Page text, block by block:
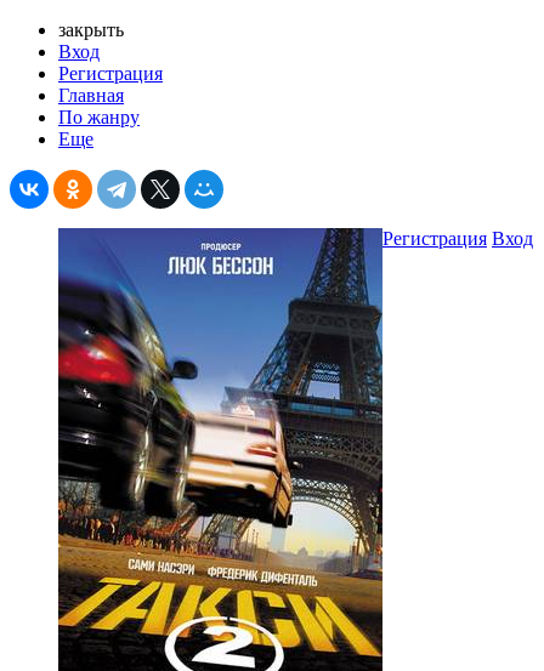
закрыть
Вход
Регистрация
Главная
По жанру
Еще
Регистрация Вход